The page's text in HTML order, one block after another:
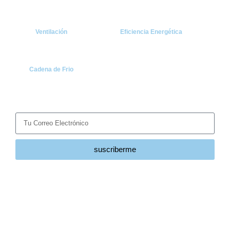
Ventilación Eficiencia Energética
Cadena de Frio
suscriberme